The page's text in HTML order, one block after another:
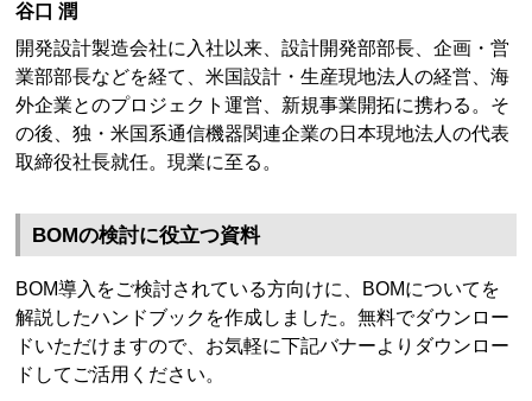
谷口 潤
開発設計製造会社に入社以来、設計開発部部長、企画・営
業部部長などを経て、米国設計・生産現地法人の経営、海
外企業とのプロジェクト運営、新規事業開拓に携わる。そ
の後、独・米国系通信機器関連企業の日本現地法人の代表
取締役社長就任。現業に至る。
BOMの検討に役立つ資料
BOM導入をご検討されている方向けに、BOMについてを
解説したハンドブックを作成しました。無料でダウンロー
ドいただけますので、お気軽に下記バナーよりダウンロー
ドしてご活用ください。